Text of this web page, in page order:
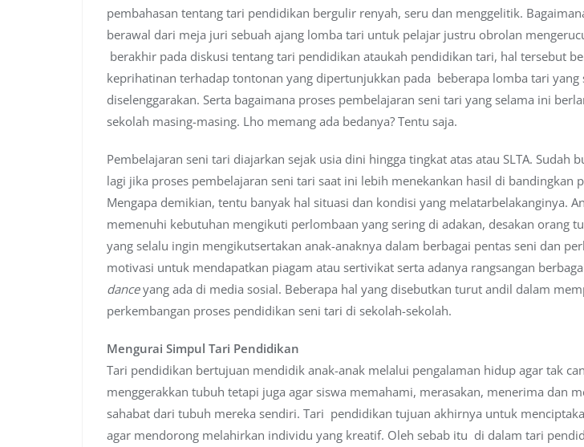
pembahasan tentang tari pendidikan bergulir renyah, seru dan menggelitik.
berawal dari meja juri sebuah ajang lomba tari untuk pelajar justru obrolan
berakhir pada diskusi tentang tari pendidikan ataukah pendidikan tari, hal tersebut
keprihatinan terhadap tontonan yang dipertunjukkan pada beberapa lomba tari yang
diselenggarakan. Serta bagaimana proses pembelajaran seni tari yang selama ini
sekolah masing-masing. Lho memang ada bedanya? Tentu saja.
Pembelajaran seni tari diajarkan sejak usia dini hingga tingkat atas atau SLTA. Sudah
lagi jika proses pembelajaran seni tari saat ini lebih menekankan hasil di bandingkan
Mengapa demikian, tentu banyak hal situasi dan kondisi yang melatarbelakanginya.
memenuhi kebutuhan mengikuti perlombaan yang sering di adakan, desakan orang
yang selalu ingin mengikutsertakan anak-anaknya dalam berbagai pentas seni dan
motivasi untuk mendapatkan piagam atau sertivikat serta adanya rangsangan
danceyang ada di media sosial. Beberapa hal yang disebutkan turut andil dalam
perkembangan proses pendidikan seni tari di sekolah-sekolah.
Mengurai Simpul Tari Pendidikan
Tari pendidikan bertujuan mendidik anak-anak melalui pengalaman hidup agar tak
menggerakkan tubuh tetapi juga agar siswa memahami, merasakan, menerima dan
sahabat dari tubuh mereka sendiri. Tari pendidikan tujuan akhirnya untuk
agar mendorong melahirkan individu yang kreatif. Oleh sebab itu di dalam tari